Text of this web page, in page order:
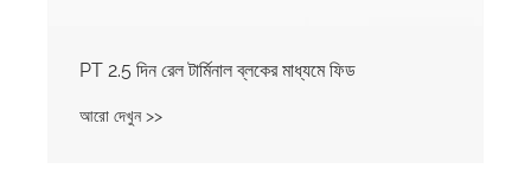
PT 2.5 দিন রেল টার্মিনাল ব্লকের মাধ্যমে ফিড
আরো দেখুন >>